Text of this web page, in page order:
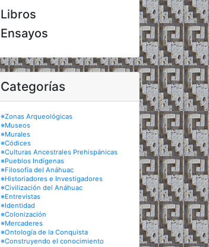
Libros
Ensayos
Categorías
※Zonas Arqueológicas
※Museos
※Murales
※Códices
※Culturas Ancestrales Prehispánicas
※Pueblos Indígenas
※Filosofía del Anáhuac
※Historiadores e Investigadores
※Civilización del Anáhuac
※Entrevistas
※Identidad
※Colonización
※Mercaderes
※Ontología de la Conquista
※Construyendo el conocimiento